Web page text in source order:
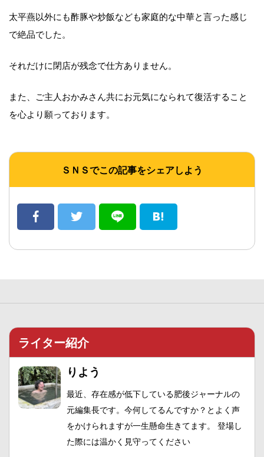
太平燕以外にも酢豚や炒飯なども家庭的な中華と言った感じ
で絶品でした。
それだけに閉店が残念で仕方ありません。
また、ご主人おかみさん共にお元気になられて復活すること
を心より願っております。
ＳＮＳでこの記事をシェアしよう
ライター紹介
りよう
最近、存在感が低下している肥後ジャーナルの
元編集長です。今何してるんですか？とよく声
をかけられますが一生懸命生きてます。 登場し
た際には温かく見守ってください